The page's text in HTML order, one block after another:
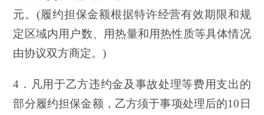
元。(履约担保金额根据特许经营有效期限和规
定区域内用户数、用热量和用热性质等具体情况
由协议双方商定。)
4．凡用于乙方违约金及事故处理等费用支出的
部分履约担保金额，乙方须于事项处理后的10日